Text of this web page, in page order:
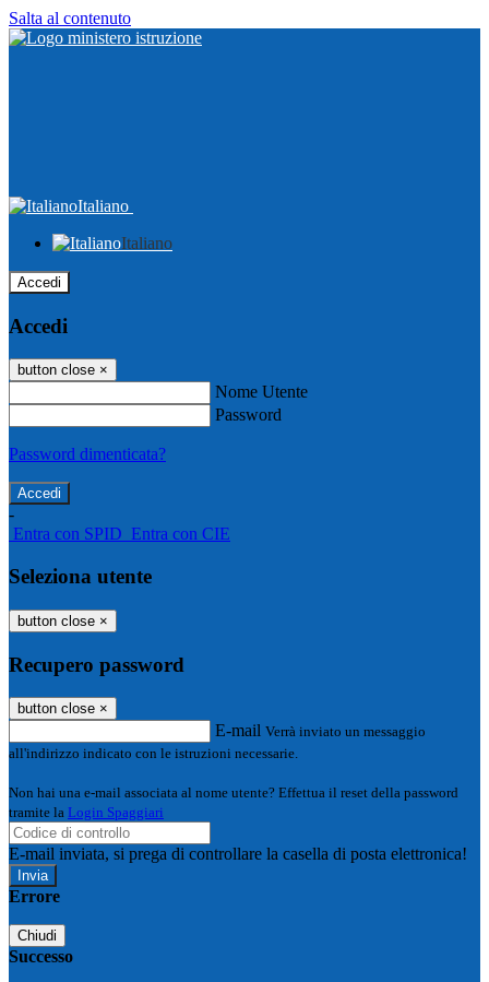
Salta al contenuto
Italiano
Italiano
Accedi
Accedi
button close ×
Nome Utente
Password
Password dimenticata?
-
Entra con SPID Entra con CIE
Seleziona utente
button close ×
Recupero password
button close ×
E-mail Verrà inviato un messaggio
all'indirizzo indicato con le istruzioni necessarie.
Non hai una e-mail associata al nome utente? Effettua il reset della password
tramite la Login Spaggiari
E-mail inviata, si prega di controllare la casella di posta elettronica!
Errore
Chiudi
Successo